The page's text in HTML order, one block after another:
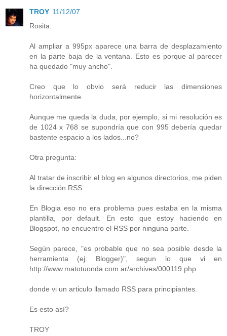
TROY 11/12/07
Rosita:
Al ampliar a 995px aparece una barra de desplazamiento
en la parte baja de la ventana. Esto es porque al parecer
ha quedado "muy ancho".
Creo que lo obvio será reducir las dimensiones
horizontalmente.
Aunque me queda la duda, por ejemplo, si mi resolución es
de 1024 x 768 se supondría que con 995 debería quedar
bastente espacio a los lados...no?
Otra pregunta:
Al tratar de inscribir el blog en algunos directorios, me piden
la dirección RSS.
En Blogia eso no era problema pues estaba en la misma
plantilla, por default. En esto que estoy haciendo en
Blogspot, no encuentro el RSS por ninguna parte.
Según parece, "es probable que no sea posible desde la
herramienta (ej: Blogger)", segun lo que vi en
http://www.matotuonda.com.ar/archives/000119.php
donde vi un articulo llamado RSS para principiantes.
Es esto así?
TROY